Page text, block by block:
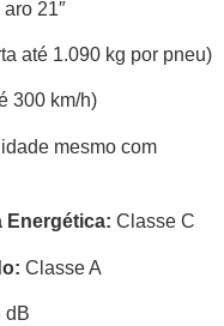
21″
até 1.090 kg por pneu)
300 km/h)
mesmo com
Energética: Classe C
Classe A
dB